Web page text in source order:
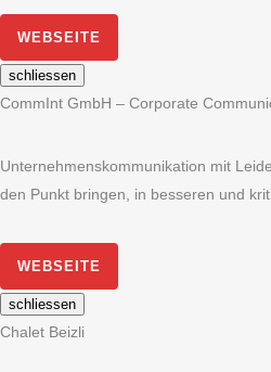
WEBSEITE
schliessen
CommInt GmbH – Corporate
Unternehmenskommunikation mit
den Punkt bringen, in besseren und
WEBSEITE
schliessen
Chalet Beizli